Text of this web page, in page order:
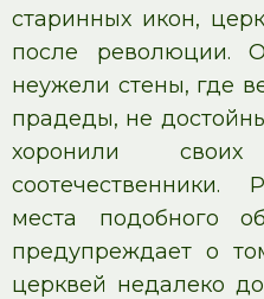
старинных икон,
после революции.
неужели стены, где
прадеды, не
хоронили
места подобного
предупреждает о
церквей недалеко